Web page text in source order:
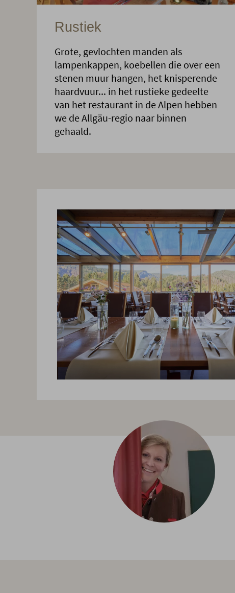
Rustiek
Grote, gevlochten manden als
lampenkappen, koebellen die over een
stenen muur hangen, het knisperende
haardvuur... in het rustieke gedeelte
van het restaurant in de Alpen hebben
we de Allgäu-regio naar binnen
gehaald.